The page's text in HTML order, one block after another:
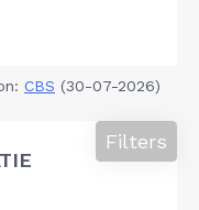
CBS (30-07-2026)
Filters